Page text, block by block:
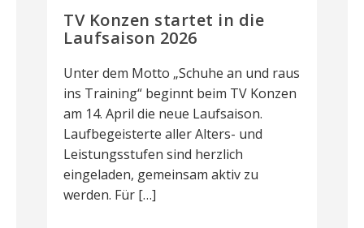
TV Konzen startet in die
Laufsaison 2026
Unter dem Motto „Schuhe an und raus
ins Training“ beginnt beim TV Konzen
am 14. April die neue Laufsaison.
Laufbegeisterte aller Alters- und
Leistungsstufen sind herzlich
eingeladen, gemeinsam aktiv zu
werden. Für […]